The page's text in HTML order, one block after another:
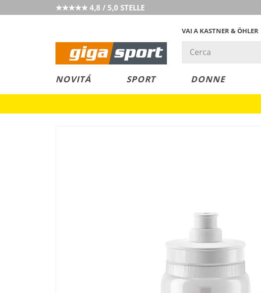
★★★★★ 4,8 / 5,0 STELLE
VAI A KASTNER & ÖHLER
NOVITÁ SPORT DONNE